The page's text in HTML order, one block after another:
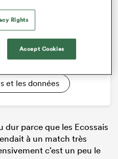
40
complet Scotland U20
et les données
dur parce que les Ecossais
à un match très
c’est un peu le
Rights
Accept Cookies